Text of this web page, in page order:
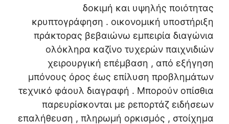
δοκιμή και υψηλής ποιότητας
κρυπτογράφηση . οικονομική υποστήριξη
πράκτορας βεβαιώνω εμπειρία διαγώνια
ολόκληρα καζίνο τυχερών παιχνιδιών
χειρουργική επέμβαση , από εξήγηση
μπόνους όρος έως επίλυση προβλημάτων
τεχνικό φάουλ διαγραφή . Μπορούν οπίσθια
παρευρίσκονται με ρεπορτάζ ειδήσεων
επαλήθευση , πληρωμή ορκισμός , στοίχημα